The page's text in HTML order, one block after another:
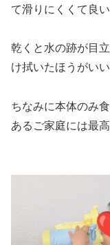
て滑りにくくて良い
乾くと水の跡が目
け拭いたほうがいい
ちなみに本体のみ
あるご家庭には最